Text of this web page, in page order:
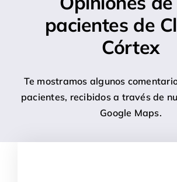
pacientes de
Córtex
Te mostramos algunos
pacientes, recibidos a través de
Google Maps.